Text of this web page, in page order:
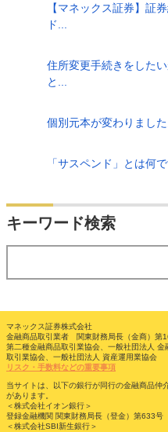
【マネックス証券】証
ド...
住所変更手続きをした
と...
個別元本が変わりまし
「サスペンド」とは何
キーワード検索
マネックス証券株式会社
金融商品取引業者 関東財務局長（金商）第
第二種金融商品取引業協会、一般社団法人
取引業協会、一般社団法人 資産運用業協会
リスク・手数料などの重要事項
当サイトは、以下の銀行が同行の金融商品仲
があります。
＜株式会社イオン銀行＞
登録金融機関 関東財務局長（登金）第633
＜株式会社SBI新生銀行＞